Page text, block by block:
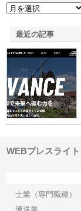
最近の記事
WEBプレスライト
士業（専門職種）